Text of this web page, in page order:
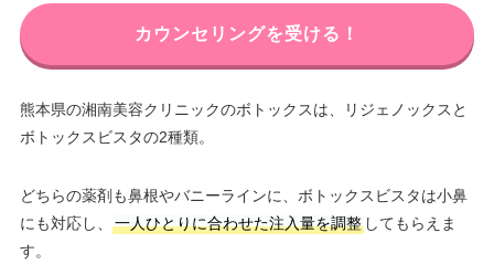
カウンセリングを受ける！
熊本県の湘南美容クリニックのボトックスは、リジェノックスと
ボトックスビスタの2種類。
どちらの薬剤も鼻根やバニーラインに、ボトックスビスタは小鼻
にも対応し、
一人ひとりに合わせた注入量を調整してもらえま
す。